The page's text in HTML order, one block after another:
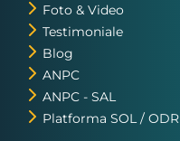
Foto & Video
Testimoniale
Blog
ANPC
ANPC - SAL
Platforma SOL / ODR